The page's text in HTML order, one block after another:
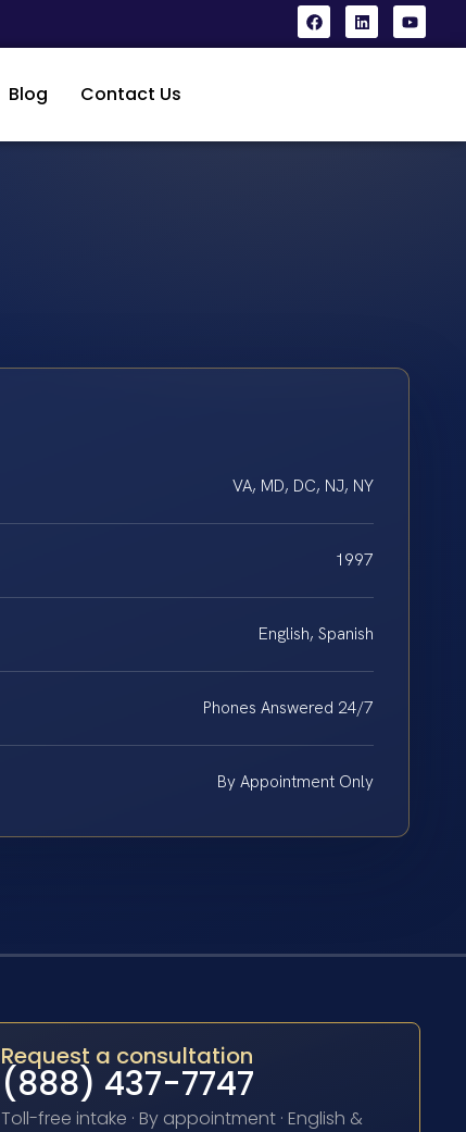
Blog Contact Us
VA, MD, DC, NJ, NY
1997
English, Spanish
Phones Answered 24/7
By Appointment Only
Request a consultation
(888) 437-7747
Toll-free intake · By appointment · English &